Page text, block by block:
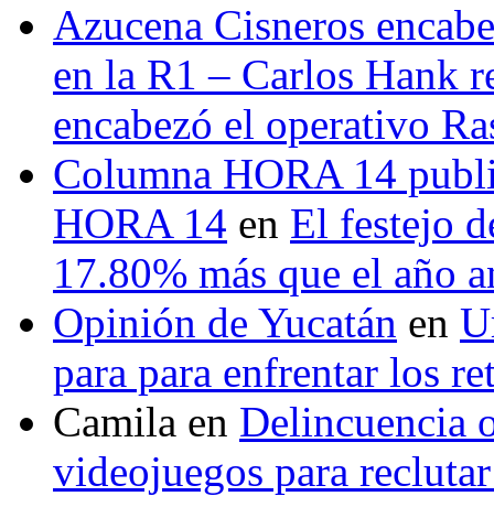
Azucena Cisneros
en la R1 – Carlos Hank
encabezó el operativo
Columna HORA 14
HORA 14 en El festejo
17.80% más que el año
Opinión de Yucatán en
para para enfrentar los
Camila en Delincuencia
videojuegos para